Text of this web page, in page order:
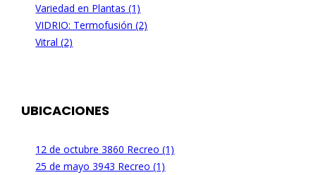
Variedad en Plantas (1)
VIDRIO: Termofusión (2)
Vitral (2)
UBICACIONES
12 de octubre 3860 Recreo (1)
25 de mayo 3943 Recreo (1)